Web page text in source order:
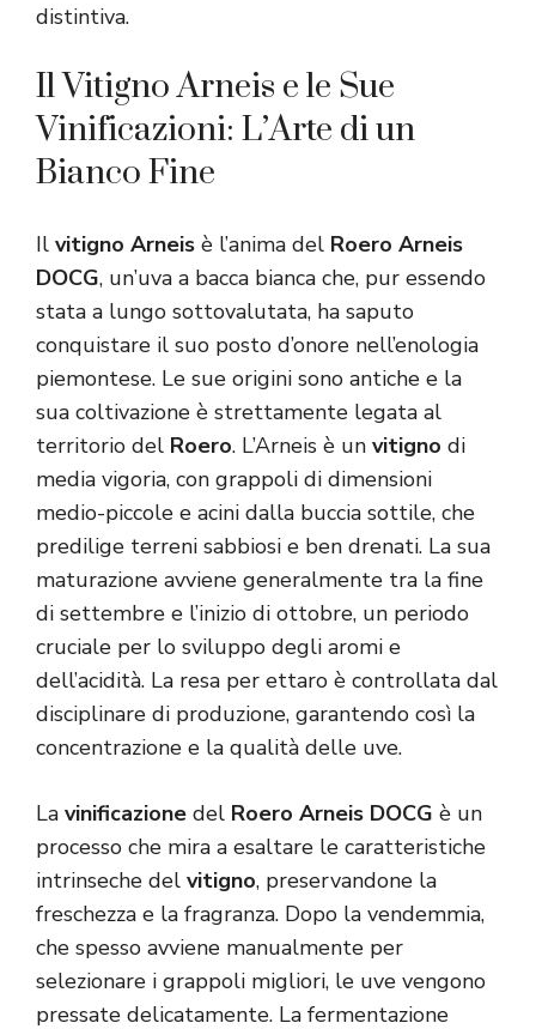
distintiva.
Il Vitigno Arneis e le Sue
Vinificazioni: L’Arte di un
Bianco Fine
Il vitigno Arneis è l’anima del Roero Arneis
DOCG, un’uva a bacca bianca che, pur essendo
stata a lungo sottovalutata, ha saputo
conquistare il suo posto d’onore nell’enologia
piemontese. Le sue origini sono antiche e la
sua coltivazione è strettamente legata al
territorio del Roero. L’Arneis è un vitigno di
media vigoria, con grappoli di dimensioni
medio-piccole e acini dalla buccia sottile, che
predilige terreni sabbiosi e ben drenati. La sua
maturazione avviene generalmente tra la fine
di settembre e l’inizio di ottobre, un periodo
cruciale per lo sviluppo degli aromi e
dell’acidità. La resa per ettaro è controllata dal
disciplinare di produzione, garantendo così la
concentrazione e la qualità delle uve.
La vinificazione del Roero Arneis DOCG è un
processo che mira a esaltare le caratteristiche
intrinseche del vitigno, preservandone la
freschezza e la fragranza. Dopo la vendemmia,
che spesso avviene manualmente per
selezionare i grappoli migliori, le uve vengono
pressate delicatamente. La fermentazione